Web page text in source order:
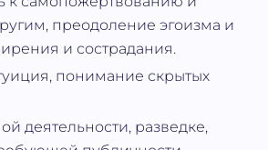
преодоление эгоизма и
и сострадания.
понимание скрытых
деятельности, разведке,